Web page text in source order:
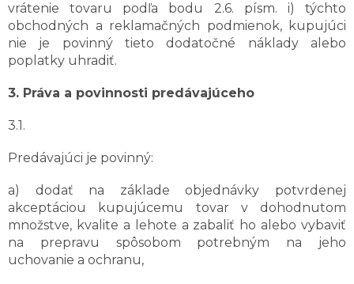
vrátenie tovaru podľa bodu 2.6. písm. i) týchto
obchodných a reklamačných podmienok, kupujúci
nie je povinný tieto dodatočné náklady alebo
poplatky uhradiť.
3. Práva a povinnosti predávajúceho
3.1.
Predávajúci je povinný:
a) dodať na základe objednávky potvrdenej
akceptáciou kupujúcemu tovar v dohodnutom
množstve, kvalite a lehote a zabaliť ho alebo vybaviť
na prepravu spôsobom potrebným na jeho
uchovanie a ochranu,